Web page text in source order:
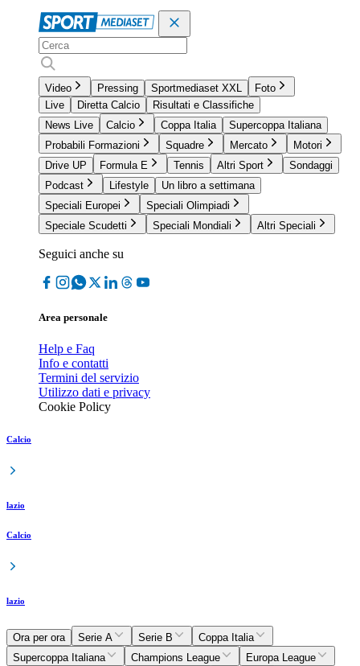
Video Pressing Sportmediaset XXL
Foto
Live
Diretta Calcio
Risultati e Classifiche
News Live
Calcio Coppa Italia
Supercoppa Italiana
Probabili Formazioni
Squadre Mercato
Motori
Drive UP
Formula E Tennis Altri Sport
Sondaggi
Podcast
Lifestyle
Un libro a settimana
Speciali Europei
Speciali Olimpiadi
Speciale Scudetti
Speciali Mondiali Altri Speciali
Seguici anche su
Area personale
Help e Faq
Info e contatti
Termini del servizio
Utilizzo dati e privacy
Cookie Policy
Calcio
lazio
Calcio
lazio
Ora per ora Serie A Serie B
Coppa Italia
Supercoppa Italiana
Champions League
Europa League